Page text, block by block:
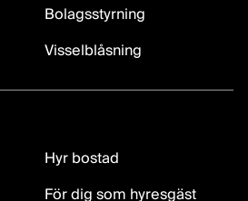
Bolagsstyrning
Visselblåsning
Hyr bostad
För dig som hyresgäst